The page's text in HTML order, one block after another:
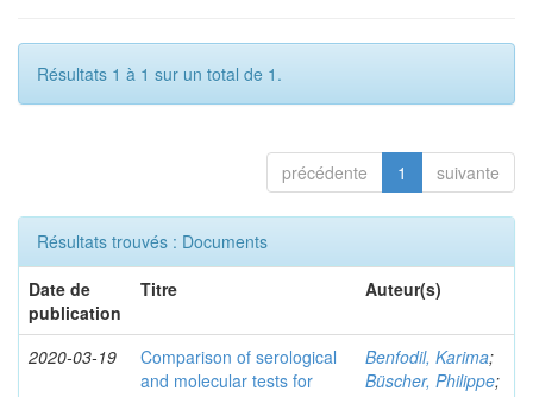
Résultats 1 à 1 sur un total de 1.
précédente 1 suivante
Résultats trouvés : Documents
Date de
publication
Titre Auteur(s)
2020-03-19
Comparison of serological
and molecular tests for
Benfodil, Karima;
Büscher, Philippe;